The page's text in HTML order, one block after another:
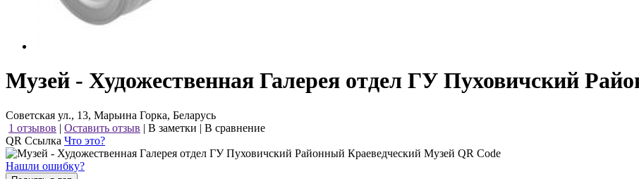
Музей - Художественная Галерея отдел ГУ Пуховичский
Советская ул., 13, Марьина Горка, Беларусь
1 отзывов | Оставить отзыв | В заметки | В сравнение
QR Ссылка Что это?
Нашли ошибку?